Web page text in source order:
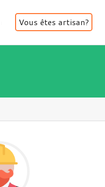
Vous êtes artisan?